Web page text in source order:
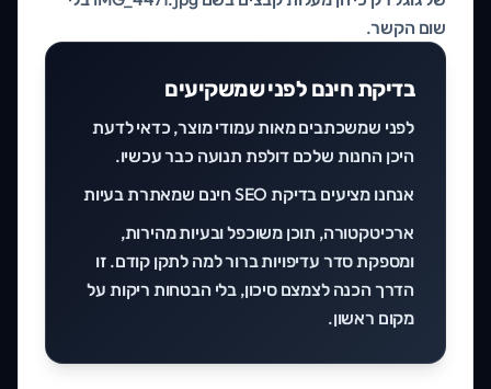
שום הקשר.
בדיקת חינם לפני שמשקיעים
לפני שמשכתבים מאות עמודי מוצר, כדאי לדעת
היכן החנות שלכם דולפת תנועה כבר עכשיו.
אנחנו מציעים בדיקת SEO חינם
שמאתרת בעיות
ארכיטקטורה, תוכן משוכפל ובעיות מהירות,
ומספקת סדר עדיפויות ברור למה לתקן קודם. זו
הדרך הכנה לצמצם סיכון, בלי הבטחות ריקות על
מקום ראשון.